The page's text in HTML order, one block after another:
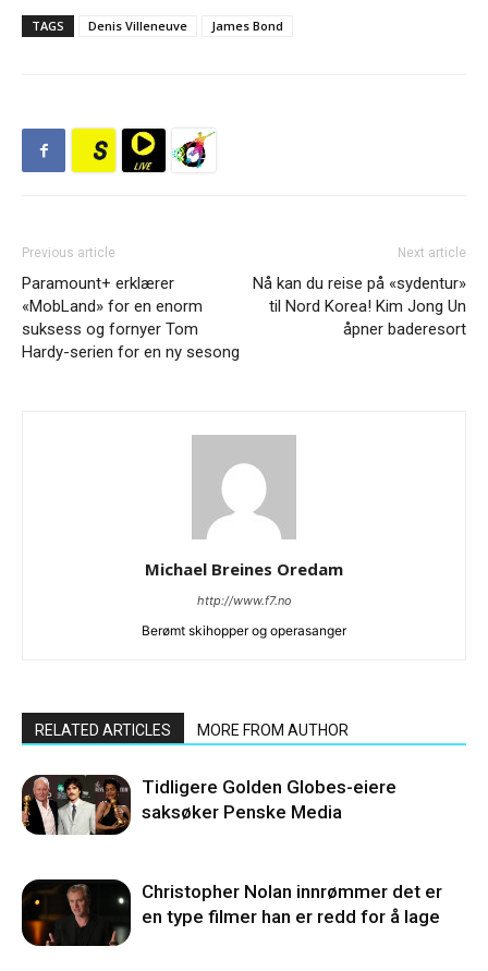
TAGS Denis Villeneuve James Bond
Previous article
Paramount+ erklærer
«MobLand» for en enorm
suksess og fornyer Tom
Hardy-serien for en ny sesong
Next article
Nå kan du reise på «sydentur»
til Nord Korea! Kim Jong Un
åpner baderesort
Michael Breines Oredam
http://www.f7.no
Berømt skihopper og operasanger
RELATED ARTICLES MORE FROM AUTHOR
Tidligere Golden Globes-eiere
saksøker Penske Media
Christopher Nolan innrømmer det er
en type filmer han er redd for å lage